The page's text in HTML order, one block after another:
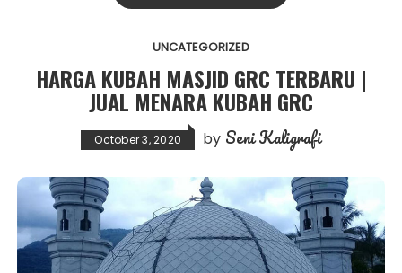
UNCATEGORIZED
HARGA KUBAH MASJID GRC TERBARU |
JUAL MENARA KUBAH GRC
October 3, 2020 by Seni Kaligrafi